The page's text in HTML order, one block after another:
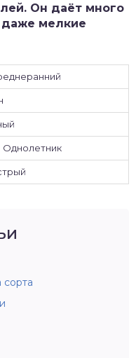
Он даёт много
даже мелкие
Однолетник
сорта